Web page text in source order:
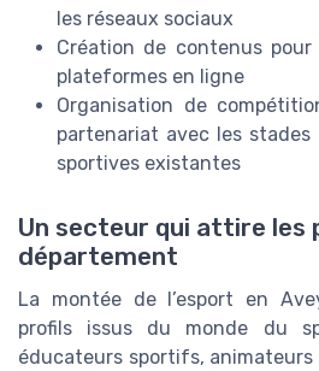
les réseaux sociaux
Création de contenus
plateformes en ligne
Organisation de
partenariat avec les
sportives existantes
Un secteur qui attire les
département
La montée de l’esport en
profils issus du monde du
éducateurs sportifs, animateurs